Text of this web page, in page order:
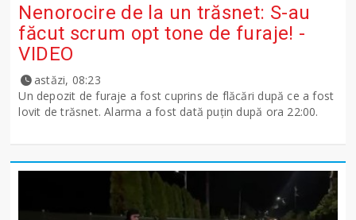
Nenorocire de la un trăsnet: S-au
făcut scrum opt tone de furaje! -
VIDEO
astăzi, 08:23
Un depozit de furaje a fost cuprins de flăcări după ce a fost
lovit de trăsnet. Alarma a fost dată puțin după ora 22:00.